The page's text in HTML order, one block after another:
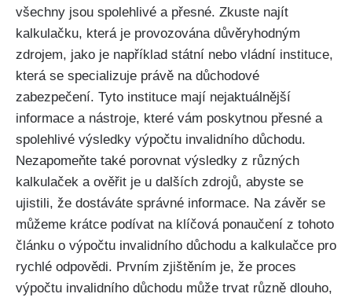
všechny jsou spolehlivé a přesné. Zkuste najít
kalkulačku, která je provozována důvěryhodným
zdrojem, jako je například státní nebo vládní instituce,
která se specializuje právě na důchodové
zabezpečení. Tyto instituce mají nejaktuálnější
informace a nástroje, které vám poskytnou přesné a
spolehlivé výsledky výpočtu invalidního důchodu.
Nezapomeňte také porovnat výsledky z různých
kalkulaček a ověřit je u dalších zdrojů, abyste se
ujistili, že dostáváte správné informace. Na závěr se
můžeme krátce podívat na klíčová ponaučení z tohoto
článku o výpočtu invalidního důchodu a kalkulačce pro
rychlé odpovědi. Prvním zjištěním je, že proces
výpočtu invalidního důchodu může trvat různě dlouho,